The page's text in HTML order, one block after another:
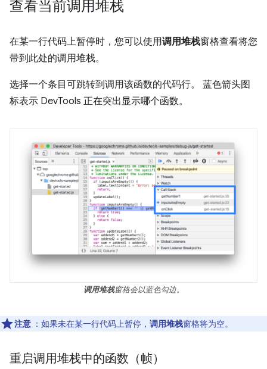
查看当前调用堆栈
在某一行代码上暂停时，您可以使用调用堆栈窗格查看将您
带到此处的调用堆栈。
选择一个条目可跳转到调用该函数的代码行。 蓝色箭头图
标表示 DevTools 正在突出显示哪个函数。
调用堆栈窗格会以蓝色勾边。
注意 ：如果未在某一行代码上暂停， 调用堆栈窗格将为空。
重启调用堆栈中的函数（帧）